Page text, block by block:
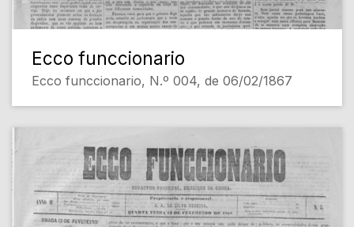
Ecco funccionario
Ecco funccionario, N.º 004, de 06/02/1867